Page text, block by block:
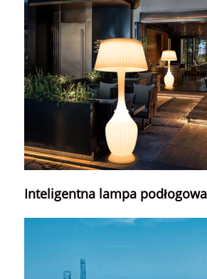
Inteligentna lampa